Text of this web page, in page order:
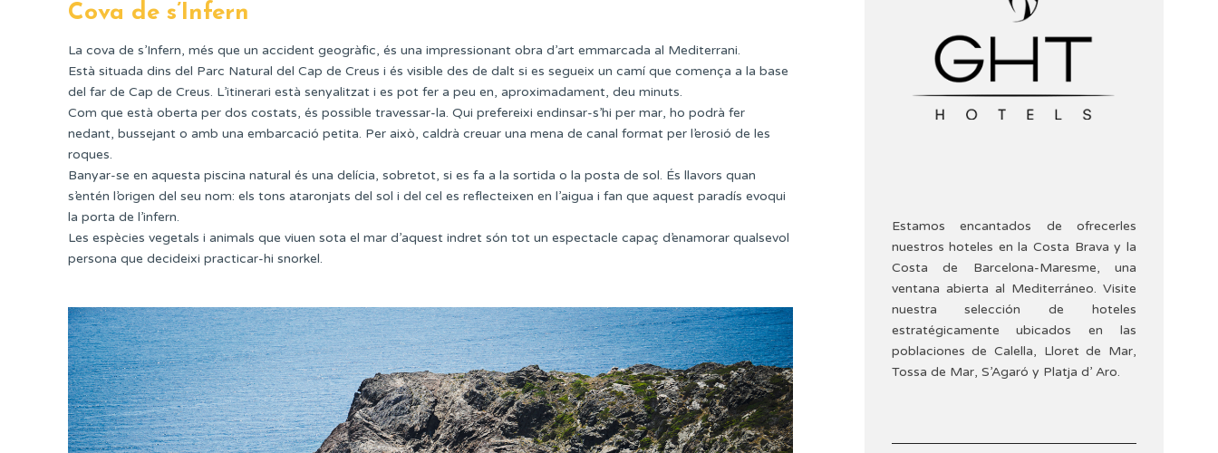
Cova de s’Infern
La cova de s’Infern, més que un accident geogràfic, és una impressionant obra d’art emmarcada al Mediterrani.
Està situada dins del Parc Natural del Cap de Creus i és visible des de dalt si es segueix un camí que comença a la base
del far de Cap de Creus. L’itinerari està senyalitzat i es pot fer a peu en, aproximadament, deu minuts.
Com que està oberta per dos costats, és possible travessar-la. Qui prefereixi endinsar-s’hi per mar, ho podrà fer
nedant, bussejant o amb una embarcació petita. Per això, caldrà creuar una mena de canal format per l’erosió de les
roques.
Banyar-se en aquesta piscina natural és una delícia, sobretot, si es fa a la sortida o la posta de sol. És llavors quan
s’entén l’origen del seu nom: els tons ataronjats del sol i del cel es reflecteixen en l’aigua i fan que aquest paradís evoqui
la porta de l’infern.
Les espècies vegetals i animals que viuen sota el mar d’aquest indret són tot un espectacle capaç d’enamorar qualsevol
persona que decideixi practicar-hi snorkel.
Estamos encantados de ofrecerles
nuestros hoteles en la Costa Brava y la
Costa de Barcelona-Maresme, una
ventana abierta al Mediterráneo. Visite
nuestra selección de hoteles
estratégicamente ubicados en las
poblaciones de Calella, Lloret de Mar,
Tossa de Mar, S’Agaró y Platja d’ Aro.